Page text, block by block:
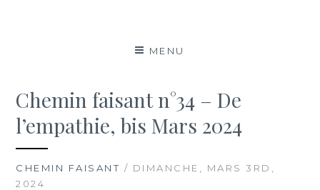
MENU
Chemin faisant n°34 – De
l’empathie, bis Mars 2024
CHEMIN FAISANT / DIMANCHE, MARS 3RD,
2024